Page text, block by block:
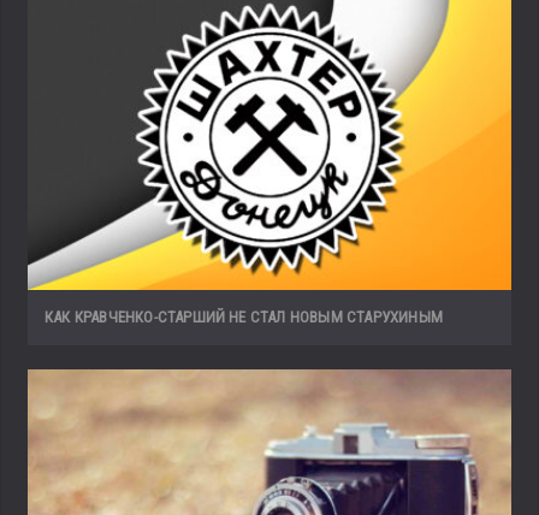
КАК КРАВЧЕНКО-СТАРШИЙ НЕ СТАЛ НОВЫМ СТАРУХИНЫМ